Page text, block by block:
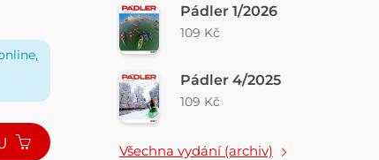
Pádler 1/2026
109 Kč
Pádler 4/2025
109 Kč
Všechna vydání (archiv)